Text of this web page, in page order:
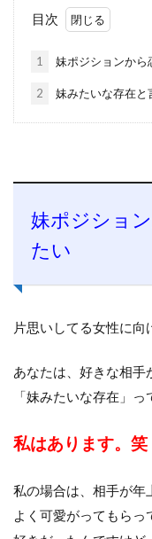
目次
1 妹ポジションから
2 妹みたいな存在と
妹ポジショ
たい
片思いしてる女性に向
あなたは、好きな相手
「妹みたいな存在」
私はあります。笑
私の場合は、相手が年
よく可愛がってもらっ